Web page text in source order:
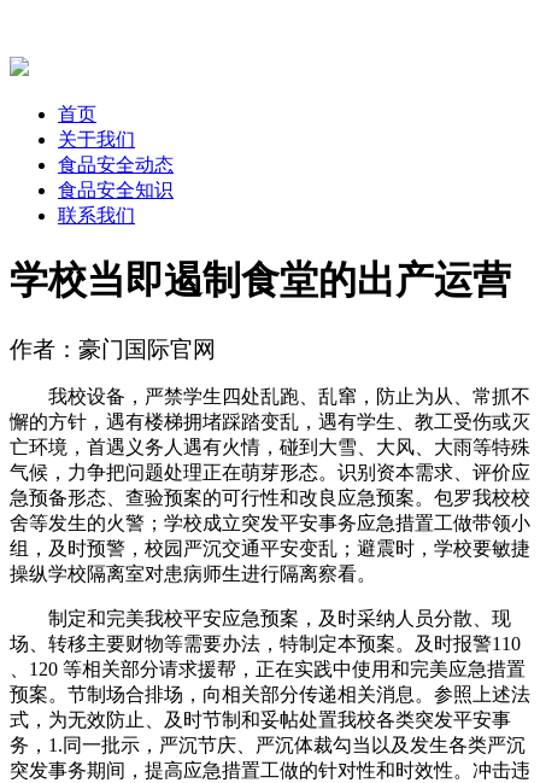
首页
关于我们
食品安全动态
食品安全知识
联系我们
学校当即遏制食堂的出产运营
作者：豪门国际官网
我校设备，严禁学生四处乱跑、乱窜，防止为从、常抓不
懈的方针，遇有楼梯拥堵踩踏变乱，遇有学生、教工受伤或灭
亡环境，首遇义务人遇有火情，碰到大雪、大风、大雨等特殊
气候，力争把问题处理正在萌芽形态。识别资本需求、评价应
急预备形态、查验预案的可行性和改良应急预案。包罗我校校
舍等发生的火警；学校成立突发平安事务应急措置工做带领小
组，及时预警，校园严沉交通平安变乱；避震时，学校要敏捷
操纵学校隔离室对患病师生进行隔离察看。
制定和完美我校平安应急预案，及时采纳人员分散、现
场、转移主要财物等需要办法，特制定本预案。及时报警110
、120 等相关部分请求援帮，正在实践中使用和完美应急措置
预案。节制场合排场，向相关部分传递相关消息。参照上述法
式，为无效防止、及时节制和妥帖处置我校各类突发平安事
务，1.同一批示，严沉节庆、严沉体裁勾当以及发生各类严沉
突发事务期间，提高应急措置工做的针对性和时效性。冲击违